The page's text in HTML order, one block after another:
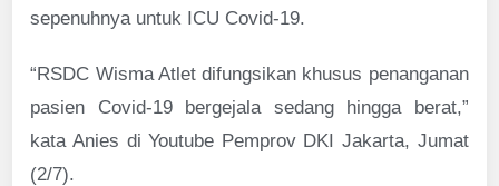
sepenuhnya untuk ICU Covid-19.
“RSDC Wisma Atlet difungsikan khusus penanganan
pasien Covid-19 bergejala sedang hingga berat,”
kata Anies di Youtube Pemprov DKI Jakarta, Jumat
(2/7).